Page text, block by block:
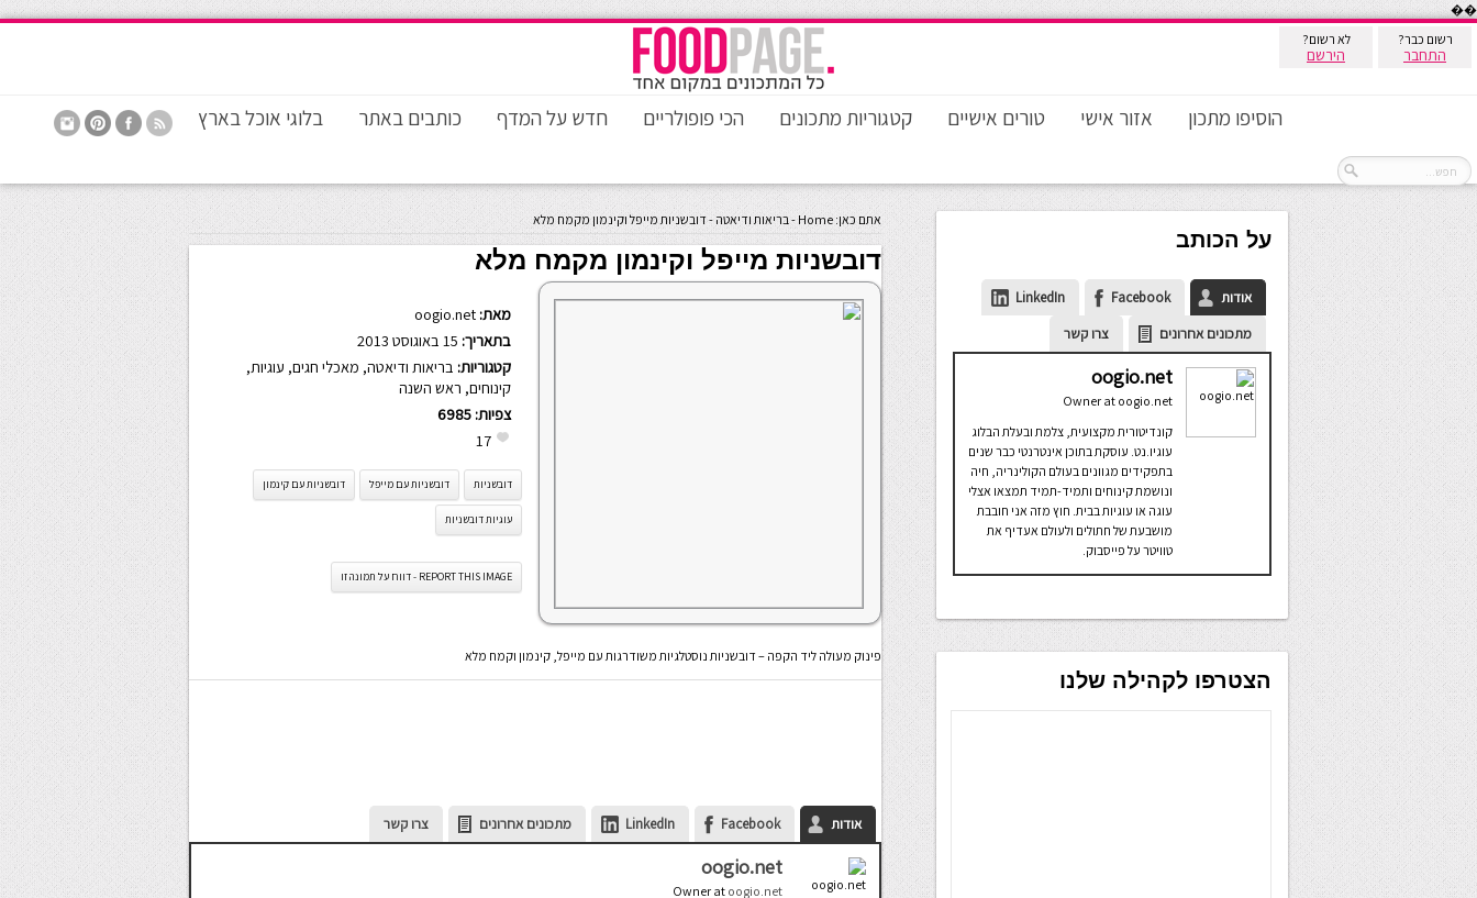
��
רשום כבר?
התחבר
לא רשום?
הירשם
הוסיפו מתכון אזור אישי טורים אישיים קטגוריות מתכונים הכי פופולריים חדש על המדף כותבים באתר בלוגי אוכל בארץ
אתם כאן: Home
-בריאות ודיאטה -דובשניות מייפל וקינמון מקמח מלא
דובשניות מייפל וקינמון מקמח מלא
מאת: oogio.net
בתאריך:
קטגוריות: בריאות ודיאטה, מאכלי חגים, עוגיות,
קינוחים, ראש השנה
צפיות: 6985
17
דובשניות דובשניות עם מייפל דובשניות עם קינמון
עוגיות דובשניות
REPORT THIS IMAGE - דווח על תמונה זו
פינוק מעולה ליד הקפה – דובשניות נוסטלגיות משודרגות עם מייפל, קינמון וקמח מלא
אודות Facebook
LinkedIn מתכונים אחרונים צרו קשר
oogio.net
Owner at oogio.net
על הכותב
אודות Facebook
LinkedIn
מתכונים אחרונים
צרו קשר
oogio.net
Owner at oogio.net
קונדיטורית מקצועית, צלמת ובעלת הבלוג
עוגיו.נט. עוסקת בתוכן אינטרנטי כבר שנים
בתפקידים מגוונים בעולם הקולינריה, חיה
ונושמת קינוחים ותמיד-תמיד תמצאו אצלי
עוגה או עוגיות בבית. חוץ מזה אני חובבת
מושבעת של חתולים ולעולם אעדיף את
טוויטר על פייסבוק.
הצטרפו לקהילה שלנו